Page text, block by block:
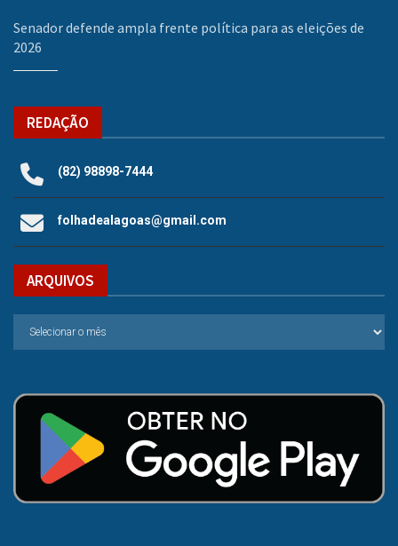
Senador defende ampla frente política para as eleições de
2026
REDAÇÃO
(82) 98898-7444
folhadealagoas@gmail.com
ARQUIVOS